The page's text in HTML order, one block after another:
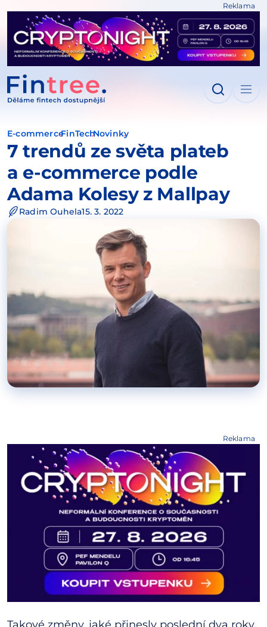
Reklama
E-commerceFinTechNovinky
7 trendů ze světa plateb
a e-commerce podle
Adama Kolesy z Mallpay
Radim Ouhela15. 3. 2022
Reklama